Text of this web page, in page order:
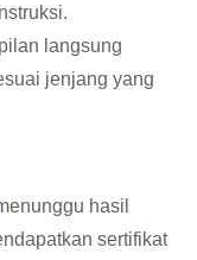
langsung
jenjang yang
hasil
sertifikat